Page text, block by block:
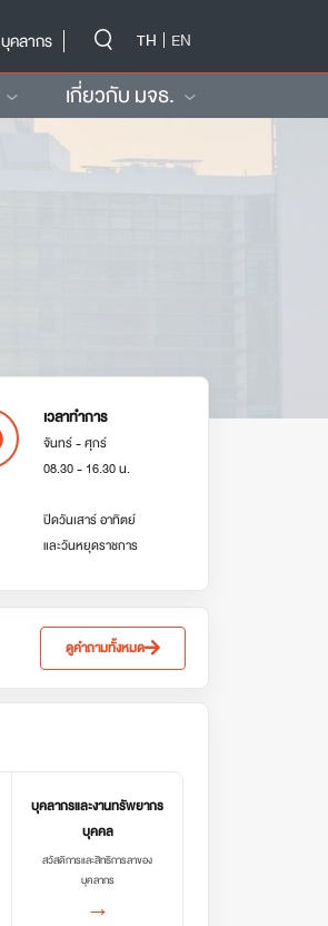
บุคลากร TH EN
เกี่ยวกับ มจธ.
เวลาทำการ
จันทร์ - ศุกร์
08.30 - 16.30 น.
ปิดวันเสาร์ อาทิตย์
และวันหยุดราชการ
ดูคำถามทั้งหมด
บุคลากรและงานทรัพยากร
บุคคล
สวัสดิการและสิทธิการลาของ
บุคลากร
→